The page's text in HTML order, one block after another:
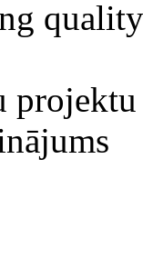
quality
projektu